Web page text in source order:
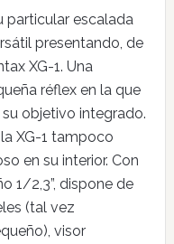
particular escalada
presentando, de
XG-1. Una
réflex en la que
objetivo integrado.
XG-1 tampoco
en su interior. Con
1/2,3”, dispone de
(tal vez
visor